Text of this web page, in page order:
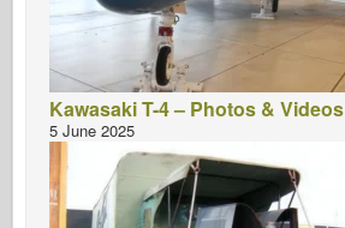
Kawasaki T-4 – Photos & Videos
5 June 2025